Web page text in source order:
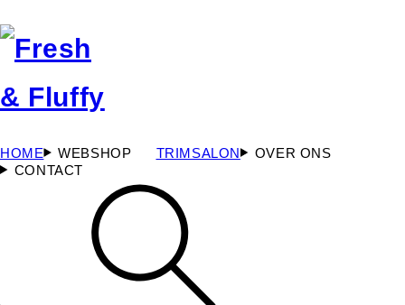
HOME WEBSHOP TRIMSALON
OVER ONS
CONTACT